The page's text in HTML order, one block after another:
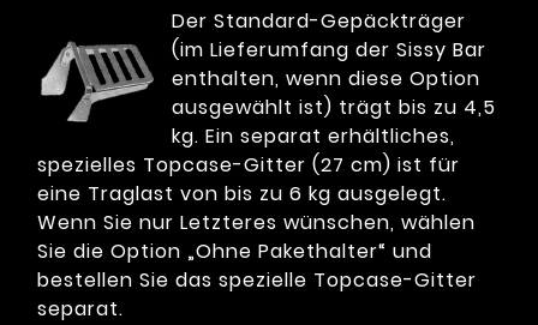
Der Standard-Gepäckträger
(im Lieferumfang der Sissy Bar
enthalten, wenn diese Option
ausgewählt ist) trägt bis zu 4,5
kg. Ein separat erhältliches,
spezielles Topcase-Gitter (27 cm) ist für
eine Traglast von bis zu 6 kg ausgelegt.
Wenn Sie nur Letzteres wünschen, wählen
Sie die Option „Ohne Pakethalter“ und
bestellen Sie das spezielle Topcase-Gitter
separat.